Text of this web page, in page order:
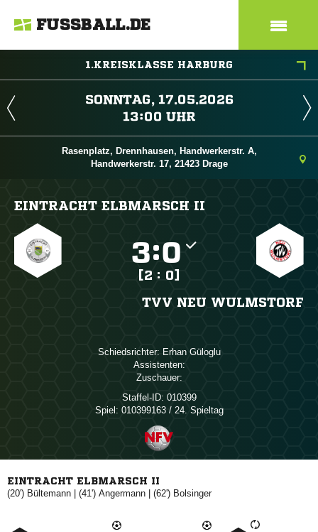
FUSSBALL.DE
1.KREISKLASSE HARBURG
 
 
Rasenplatz, Drennhausen, Handwerkerstr. A,
Handwerkerstr. 17, 21423 Drage
EINTRACHT ELBMARSCH II
:
[2 : 0]
TVV NEU WULMSTORF
Schiedsrichter:  
Assistenten:
Zuschauer:
Staffel-ID: 010399
Spiel: 010399163 / 24. Spieltag
EINTRACHT ELBMARSCH II
(20')  | (41')  | (62') 